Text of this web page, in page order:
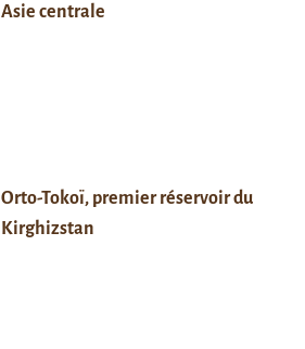
Asie centrale
Orto-Tokoï, premier réservoir du
Kirghizstan